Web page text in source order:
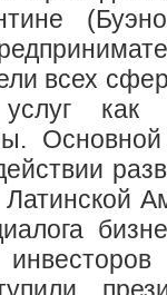
всех
услуг